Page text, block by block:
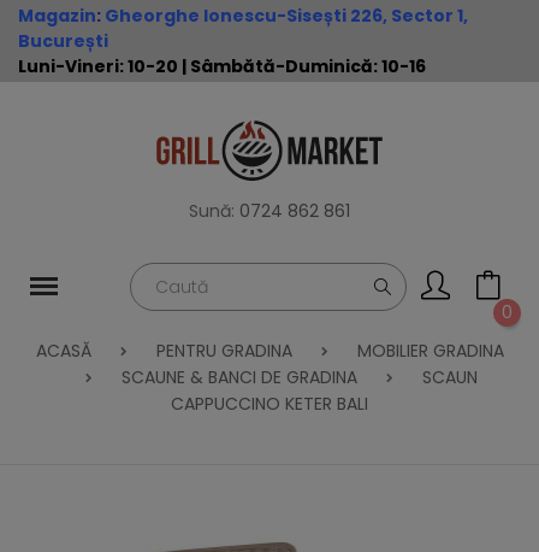
Magazin: Gheorghe Ionescu-Sisești 226, Sector 1,
București
Luni-Vineri: 10-20 | Sâmbătă-Duminică: 10-16
Sună: 0724 862 861
0
ACASĂ
PENTRU GRADINA
MOBILIER GRADINA
SCAUNE & BANCI DE GRADINA
SCAUN
CAPPUCCINO KETER BALI